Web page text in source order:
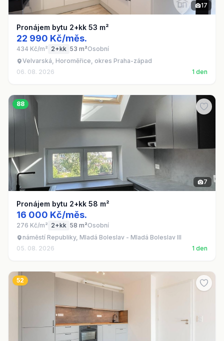
17
Pronájem bytu 2+kk 53 m²
22 990 Kč/měs.
434 Kč/m² 2+kk 53 m²Osobní
Velvarská, Horoměřice, okres Praha-západ
06. 08. 2026
1 den
88
7
Pronájem bytu 2+kk 58 m²
16 000 Kč/měs.
276 Kč/m² 2+kk 58 m²Osobní
náměstí Republiky, Mladá Boleslav - Mladá Boleslav III
05. 08. 2026
1 den
52